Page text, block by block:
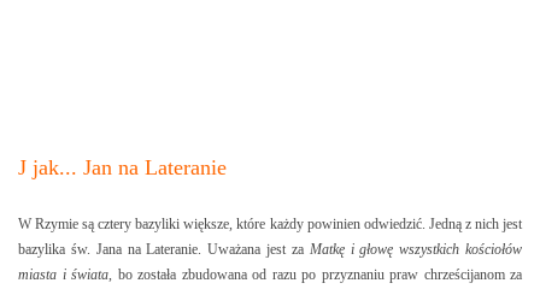
J jak... Jan na Lateranie
W Rzymie są cztery bazyliki większe, które każdy powinien odwiedzić. Jedną z nich jest
bazylika św. Jana na Lateranie. Uważana jest za Matkę i głowę wszystkich kościołów
miasta i świata, bo została zbudowana od razu po przyznaniu praw chrześcijanom za